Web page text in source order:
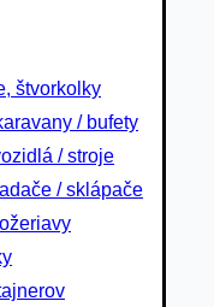
štvorkolky
/ bufety
/ stroje
/ sklápače
/ bufety
sklápače